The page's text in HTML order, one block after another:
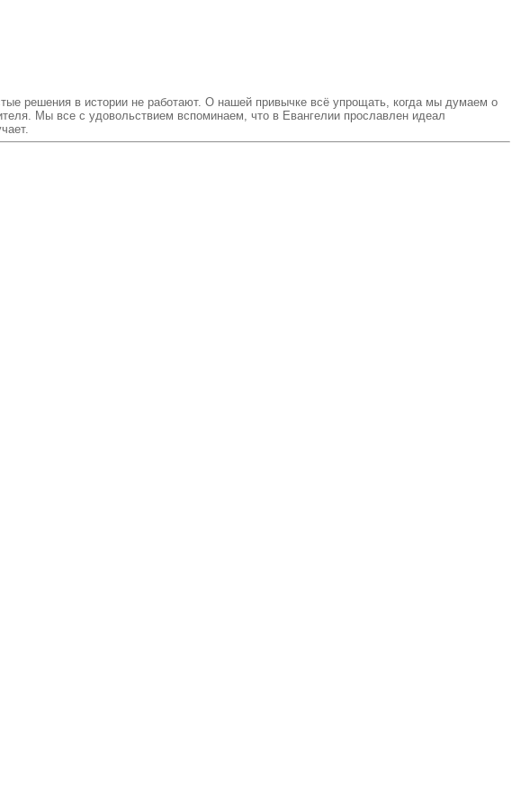
решения в истории не работают. О нашей привычке всё упрощать, когда мы думаем о
Мы все с удовольствием вспоминаем, что в Евангелии прославлен идеал